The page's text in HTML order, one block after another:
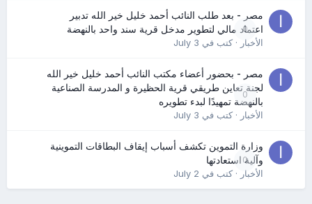
0
مصر - بعد طلب النائب أحمد خليل خير الله تدبير
اعتماد مالي لتطوير مدخل قرية سند واحد بالنهضة
الأخبار· كتب في July 3
0
مصر - بحضور أعضاء مكتب النائب أحمد خليل خير الله
لجنة تعاين طريقي قرية الحظيرة و المدرسة الصناعية
بالنهضة تمهيدًا لبدء تطويره
الأخبار· كتب في July 3
0
وزارة التموين تكشف أسباب إيقاف البطاقات التموينية
وآلية استعادتها
الأخبار· كتب في July 2